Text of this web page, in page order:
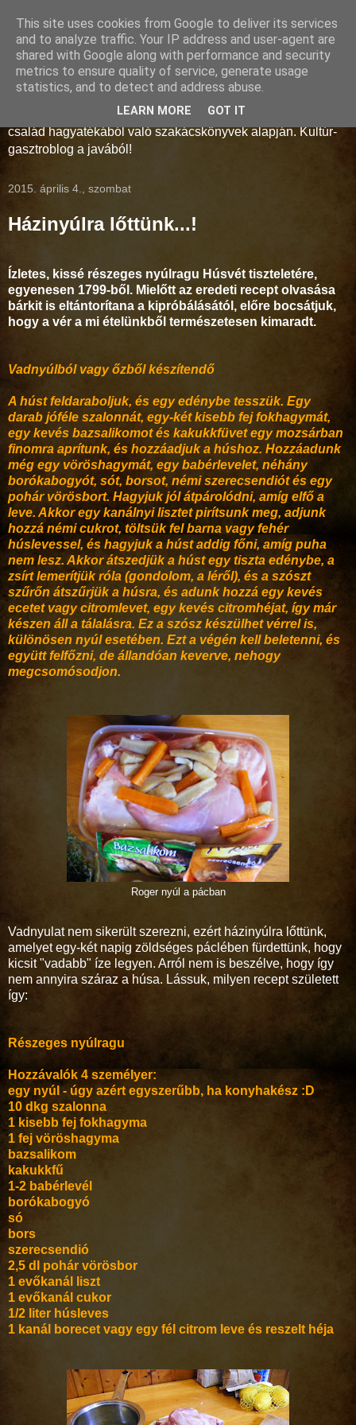
Storno-konyha
A művelt polgárság és az arisztokrácia konyhaművészete a
18-19. században. Régmúlt idők receptjei kelnek új életre a
Soproni Múzeum munkatársainak keze alatt, a Storno
család hagyatékából való szakácskönyvek alapján. Kultúr-
gasztroblog a javából!
2015. április 4., szombat
Házinyúlra lőttünk...!
Ízletes, kissé részeges nyúlragu Húsvét tiszteletére,
egyenesen 1799-ből. Mielőtt az eredeti recept olvasása
bárkit is eltántorítana a kipróbálásától, előre bocsátjuk,
hogy a vér a mi ételünkből természetesen kimaradt.
Vadnyúlból vagy őzből készítendő
A húst feldaraboljuk, és egy edénybe tesszük. Egy
darab jóféle szalonnát, egy-két kisebb fej fokhagymát,
egy kevés bazsalikomot és kakukkfüvet egy mozsárban
finomra aprítunk, és hozzáadjuk a húshoz. Hozzáadunk
még egy vöröshagymát, egy babérlevelet, néhány
borókabogyót, sót, borsot, némi szerecsendiót és egy
pohár vörösbort. Hagyjuk jól átpárolódni, amíg elfő a
leve. Akkor egy kanálnyi lisztet pirítsunk meg, adjunk
hozzá némi cukrot, töltsük fel barna vagy fehér
húslevessel, és hagyjuk a húst addig főni, amíg puha
nem lesz. Akkor átszedjük a húst egy tiszta edénybe, a
zsírt lemerítjük róla (gondolom, a léről), és a szószt
szűrőn átszűrjük a húsra, és adunk hozzá egy kevés
ecetet vagy citromlevet, egy kevés citromhéjat, így már
készen áll a tálalásra. Ez a szósz készülhet vérrel is,
különösen nyúl esetében. Ezt a végén kell beletenni, és
együtt felfőzni, de állandóan keverve, nehogy
megcsomósodjon.
Roger nyúl a pácban
Vadnyulat nem sikerült szerezni, ezért házinyúlra lőttünk,
amelyet egy-két napig zöldséges páclében fürdettünk, hogy
kicsit "vadabb" íze legyen. Arról nem is beszélve, hogy így
nem annyira száraz a húsa. Lássuk, milyen recept született
így:
Részeges nyúlragu
Hozzávalók 4 személyer:
egy nyúl - úgy azért egyszerűbb, ha konyhakész :D
10 dkg szalonna
1 kisebb fej fokhagyma
1 fej vöröshagyma
bazsalikom
kakukkfű
1-2 babérlevél
borókabogyó
só
bors
szerecsendió
2,5 dl pohár vörösbor
1 evőkanál liszt
1 evőkanál cukor
1/2 liter húsleves
1 kanál borecet vagy egy fél citrom leve és reszelt héja
This site uses cookies from Google to deliver its services
and to analyze traffic. Your IP address and user-agent are
shared with Google along with performance and security
metrics to ensure quality of service, generate usage
statistics, and to detect and address abuse.
LEARN MORE GOT IT